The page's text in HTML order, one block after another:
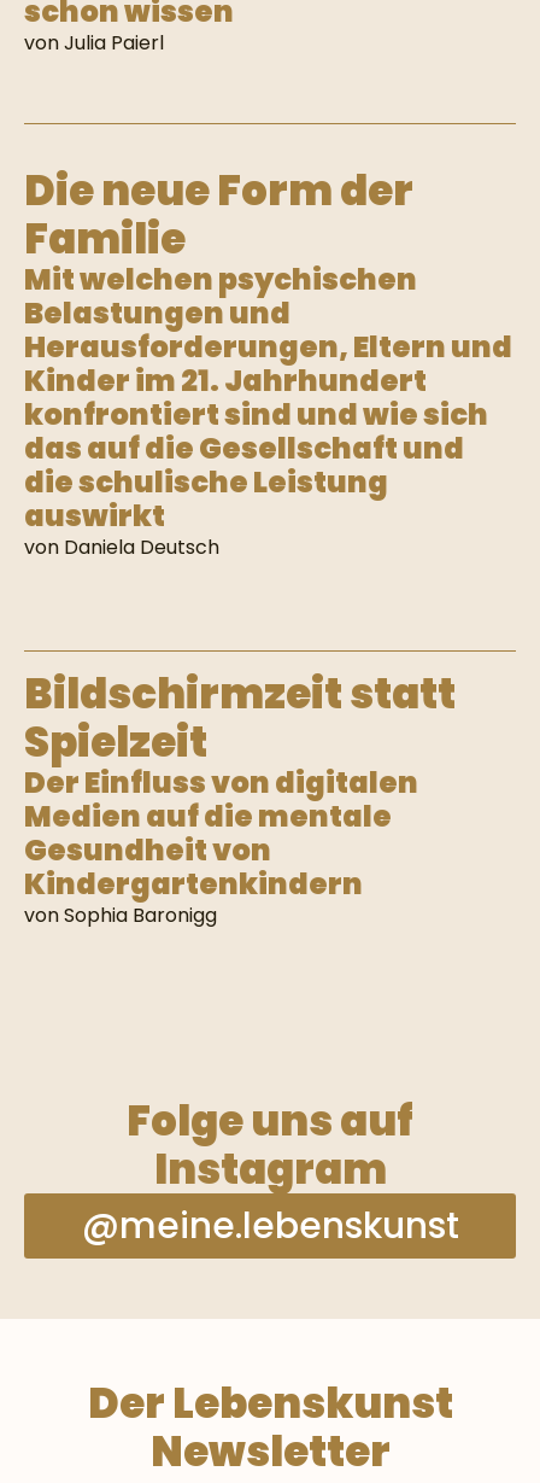
schon wissen
von Julia Paierl
Die neue Form der
Familie
Mit welchen psychischen
Belastungen und
Herausforderungen, Eltern und
Kinder im 21. Jahrhundert
konfrontiert sind und wie sich
das auf die Gesellschaft und
die schulische Leistung
auswirkt
von Daniela Deutsch
Bildschirmzeit statt
Spielzeit
Der Einfluss von digitalen
Medien auf die mentale
Gesundheit von
Kindergartenkindern
von Sophia Baronigg
Folge uns auf
Instagram
@meine.lebenskunst
Der Lebenskunst
Newsletter